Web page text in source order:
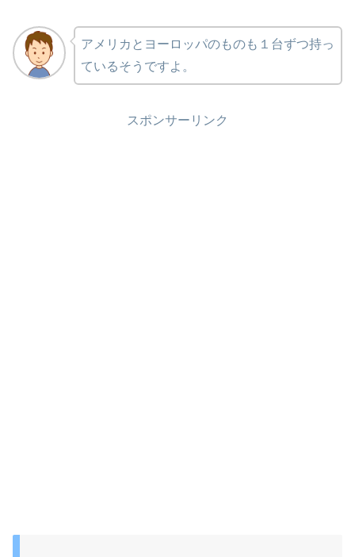
アメリカとヨーロッパのものも１台ずつ持っ
ているそうですよ。
スポンサーリンク